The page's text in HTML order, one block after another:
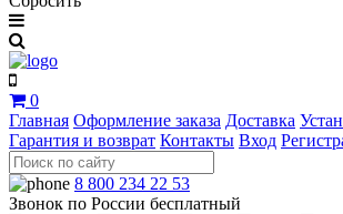
0
Главная Оформление заказа Доставка
Гарантия и возврат Контакты Вход
8 800 234 22 53
Звонок по России бесплатный